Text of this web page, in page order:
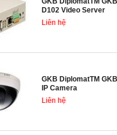
D102 Video Server
Liên hệ
GKB DiplomatTM
IP Camera
Liên hệ